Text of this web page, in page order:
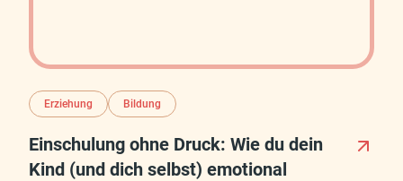
Erziehung Bildung
Einschulung ohne Druck: Wie du dein
Kind (und dich selbst) emotional